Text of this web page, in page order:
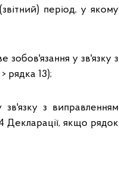
період, у якому
зобов'язання у зв'язку з
рядка 13);
з виправленням
Декларації, якщо рядок